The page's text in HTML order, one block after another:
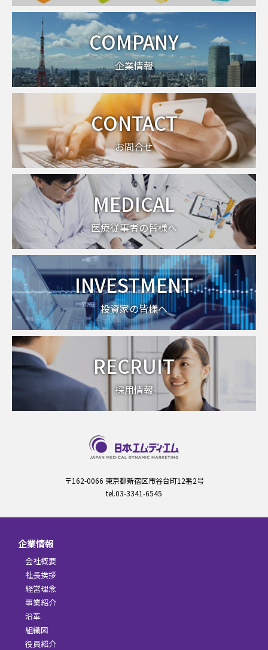
COMPANY
企業情報
CONTACT
お問合せ
MEDICAL
医療従事者の皆様へ
INVESTMENT
投資家の皆様へ
RECRUIT
採用情報
〒162-0066 東京都新宿区市谷台町12番2号
tel.03-3341-6545
企業情報
会社概要
社長挨拶
経営理念
事業紹介
沿革
組織図
役員紹介